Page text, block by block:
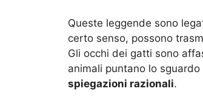
Queste leggende sono
certo senso, possono
Gli occhi dei gatti sono
animali puntano lo
spiegazioni razionali.